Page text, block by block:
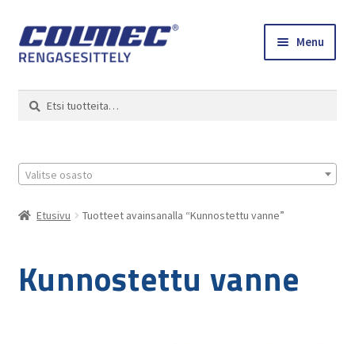
Skip
to
Skip
to
Menu
Colmec
0 tuotetta tarjouspyynnössä
Etsi:
Haku
Valitse osasto
Etusivu Tuotteet avainsanalla “Kunnostettu vanne”
Kunnostettu vanne